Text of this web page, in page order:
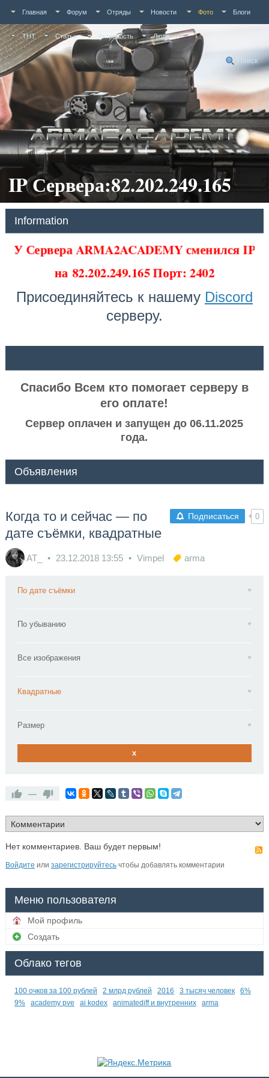
Главная Форум Отряды Новости Фото Блоги
ТНТ Статьи Активность Люди
Поиск
IP Сервера:82.202.249.165
Information
У Сервера ARMA2ACADEMY сменился IP
на82.202.249.165 Порт: 2402
Присоединяйтесь к нашему Discord
серверу.
Спасибо Всем кто помогает серверу в
его оплате!
Сервер оплачен и запущен до 06.11.2025
года.
Объявления
Подписаться 0
Когда то и сейчас — по
дате съёмки, квадратные
AT_ 23.12.2018 13:55 Vimpel arma
По дате съёмки
По убыванию
Все изображения
Квадратные
Размер
x
—
Нет комментариев. Ваш будет первым!
Войдите или зарегистрируйтесьчтобы добавлять комментарии
Меню пользователя
Мой профиль
Создать
Облако тегов
100 очков за 100 рублей 2 млрд рублей 2016 3 тысяч человек
6%
9%
academy pve ai kodex animatediff и внутренних arma